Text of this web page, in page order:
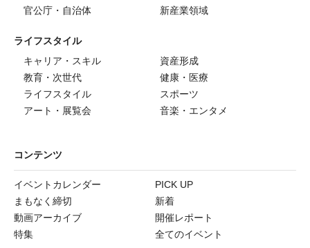
官公庁・自治体
新産業領域
ライフスタイル
キャリア・スキル
資産形成
教育・次世代
健康・医療
ライフスタイル
スポーツ
アート・展覧会
音楽・エンタメ
コンテンツ
イベントカレンダー
PICK UP
まもなく締切
新着
動画アーカイブ
開催レポート
特集
全てのイベント